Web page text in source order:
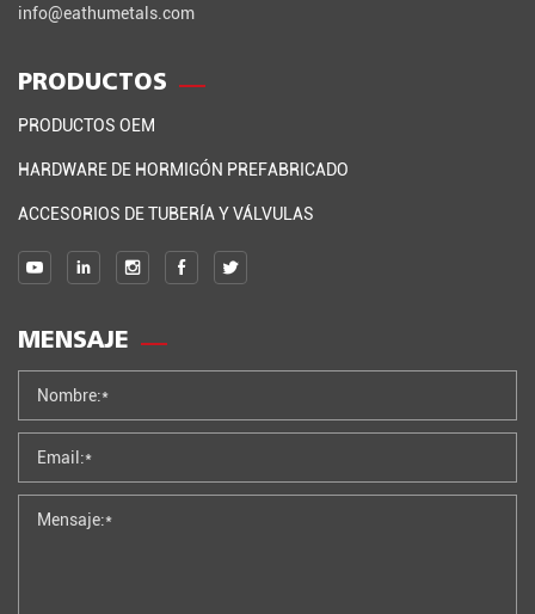
info@eathumetals.com
PRODUCTOS
PRODUCTOS OEM
HARDWARE DE HORMIGÓN PREFABRICADO
ACCESORIOS DE TUBERÍA Y VÁLVULAS
MENSAJE